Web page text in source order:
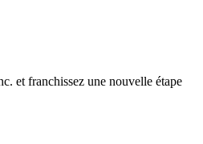
et franchissez une nouvelle étape